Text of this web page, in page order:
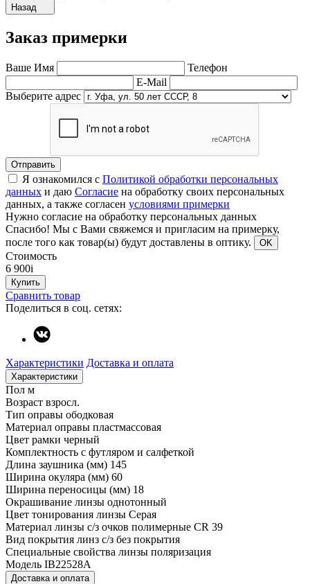
Назад
Заказ примерки
Ваше Имя
Телефон
E-Mail
Выберите адрес
Отправить
Я ознакомился с Политикой обработки персональных
данных и даю Согласие на обработку своих персональных
данных, а также согласен условиями примерки
Нужно согласие на обработку персональных данных
Спасибо! Мы с Вами свяжемся и пригласим на примерку,
после того как товар(ы) будут доставлены в оптику.
OK
Стоимость
6 900i
Купить
Сравнить товар
Поделиться в соц. сетях:
Характеристики Доставка и оплата
Характеристики
Пол м
Возраст взросл.
Тип оправы ободковая
Материал оправы пластмассовая
Цвет рамки черный
Комплектность с футляром и салфеткой
Длина заушника (мм) 145
Ширина окуляра (мм) 60
Ширина переносицы (мм) 18
Окрашивание линзы однотонный
Цвет тонирования линзы Серая
Материал линзы с/з очков полимерные CR 39
Вид покрытия линз с/з без покрытия
Специальные свойства линзы поляризация
Модель IB22528A
Доставка и оплата